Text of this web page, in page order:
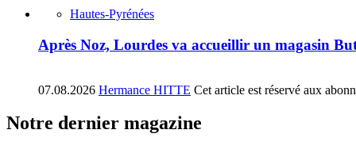
Hautes-Pyrénées
Après Noz, Lourdes va accueillir un magasin
07.08.2026 Hermance HITTE Cet article est réservé aux
Notre dernier magazine